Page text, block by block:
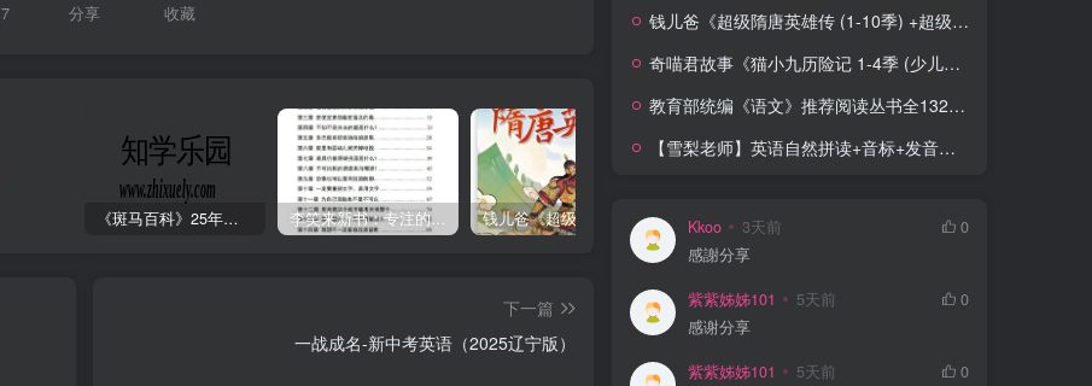
7 分享 收藏
《斑马百科》25年最新30科全套高清视频 李笑来新书：专注的真相 [PDF] 钱儿爸《超级隋唐英雄传 (1-10季) +超级隋唐英雄后传 (1-4季）
下一篇
一战成名-新中考英语（2025辽宁版）
钱儿爸《超级隋唐英雄传 (1-10季) +超级隋唐英雄后传 (1-4季）
奇喵君故事《猫小九历险记 1-4季 (少儿大型奇幻冒险之旅)
教育部统编《语文》推荐阅读丛书全132种143册
【雪梨老师】英语自然拼读+音标+发音规则（精品课三合一）
Kkoo 3天前
0
感謝分享
紫紫姊姊101 5天前
0
感谢分享
紫紫姊姊101 5天前
0